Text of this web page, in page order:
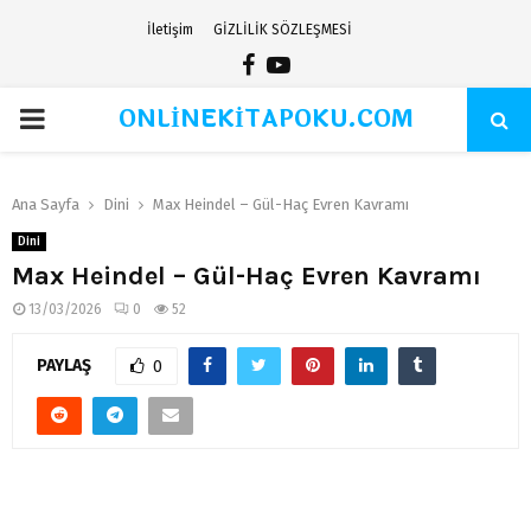
İletişim GİZLİLİK SÖZLEŞMESİ
Facebook
Youtube
PRIMARYONLİNEKİTAPOKU.COM
Ana Sayfa Dini Max Heindel – Gül-Haç Evren Kavramı
Dini
Max Heindel – Gül-Haç Evren Kavramı
13/03/2026 0 52
PAYLAŞ 0